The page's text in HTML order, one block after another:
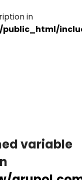
in
variable